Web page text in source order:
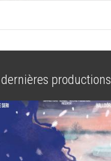
productions